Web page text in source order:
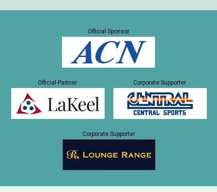
Official Sponsor
Official Partner Corporate Supporter
Corporate Supporter